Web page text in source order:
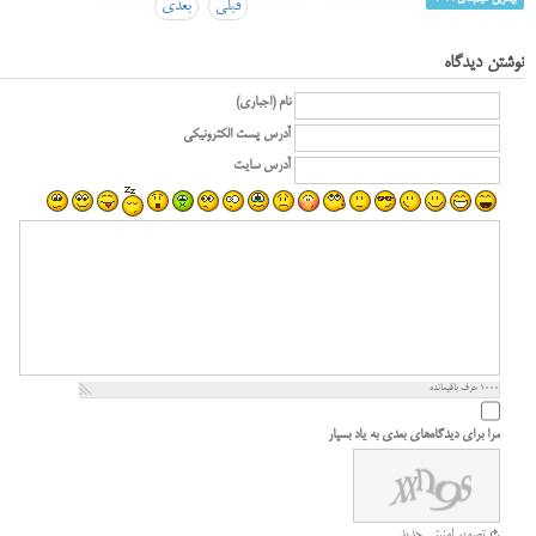
قبلی بعدی
نوشتن دیدگاه
نام (اجباری)
آدرس پست الکترونیکی
آدرس سایت
1000 حرف باقیمانده
مرا برای دیدگاه‌های بعدی به یاد بسپار